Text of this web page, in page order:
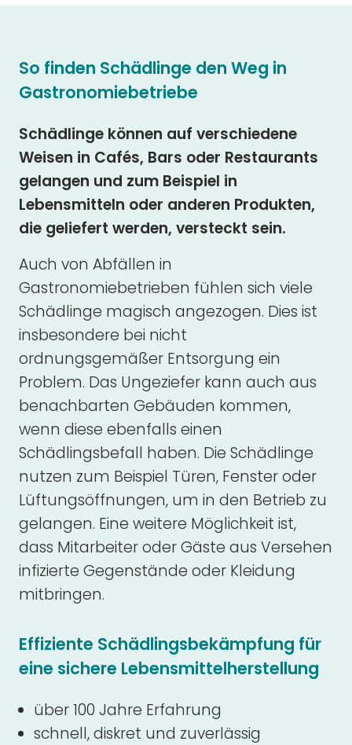
So finden Schädlinge den Weg in
Gastronomiebetriebe
Schädlinge können auf verschiedene
Weisen in Cafés, Bars oder Restaurants
gelangen und zum Beispiel in
Lebensmitteln oder anderen Produkten,
die geliefert werden, versteckt sein.
Auch von Abfällen in
Gastronomiebetrieben fühlen sich viele
Schädlinge magisch angezogen. Dies ist
insbesondere bei nicht
ordnungsgemäßer Entsorgung ein
Problem. Das Ungeziefer kann auch aus
benachbarten Gebäuden kommen,
wenn diese ebenfalls einen
Schädlingsbefall haben. Die Schädlinge
nutzen zum Beispiel Türen, Fenster oder
Lüftungsöffnungen, um in den Betrieb zu
gelangen. Eine weitere Möglichkeit ist,
dass Mitarbeiter oder Gäste aus Versehen
infizierte Gegenstände oder Kleidung
mitbringen.
Effiziente Schädlingsbekämpfung für
eine sichere Lebensmittelherstellung
über 100 Jahre Erfahrung
schnell, diskret und zuverlässig